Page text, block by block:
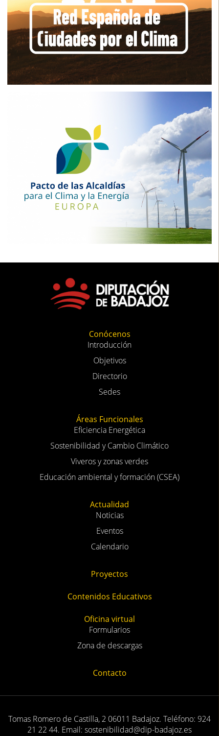
Conócenos
Introducción
Objetivos
Directorio
Sedes
Áreas Funcionales
Eficiencia Energética
Sostenibilidad y Cambio Climático
Viveros y zonas verdes
Educación ambiental y formación (CSEA)
Actualidad
Noticias
Eventos
Calendario
Proyectos
Contenidos Educativos
Oficina virtual
Formularios
Zona de descargas
Contacto
Tomas Romero de Castilla, 2 06011 Badajoz. Teléfono: 924
21 22 44. Email: sostenibilidad@dip-badajoz.es